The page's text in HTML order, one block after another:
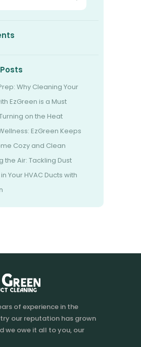
Why Cleaning Your
EzGreen is a Must
on the Heat
EzGreen Keeps
Cozy and Clean
the Air: Tackling Dust
Your HVAC Ducts with
of experience in the
our reputation has grown
we owe it all to you, our